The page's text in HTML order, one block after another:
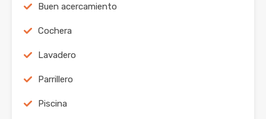
Buen acercamiento
Cochera
Lavadero
Parrillero
Piscina